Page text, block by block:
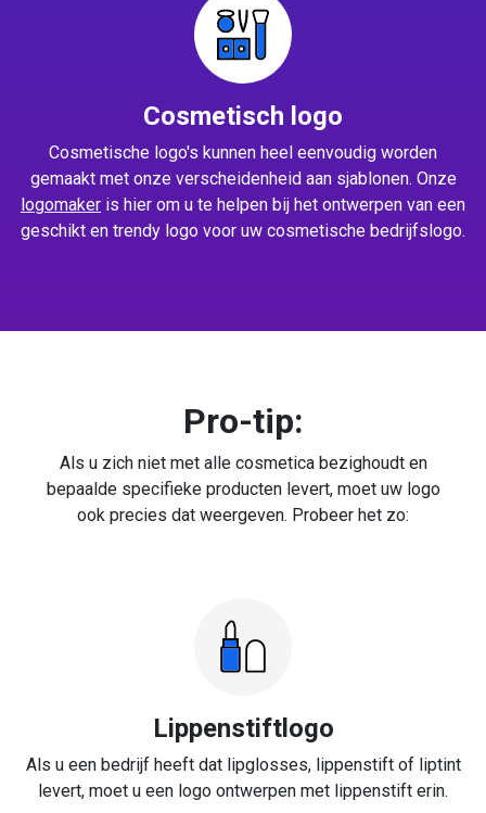
Cosmetisch logo
Cosmetische logo's kunnen heel eenvoudig worden
gemaakt met onze verscheidenheid aan sjablonen. Onze
logomaker is hier om u te helpen bij het ontwerpen van een
geschikt en trendy logo voor uw cosmetische bedrijfslogo.
Pro-tip:
Als u zich niet met alle cosmetica bezighoudt en
bepaalde specifieke producten levert, moet uw logo
ook precies dat weergeven. Probeer het zo:
Lippenstiftlogo
Als u een bedrijf heeft dat lipglosses, lippenstift of liptint
levert, moet u een logo ontwerpen met lippenstift erin.